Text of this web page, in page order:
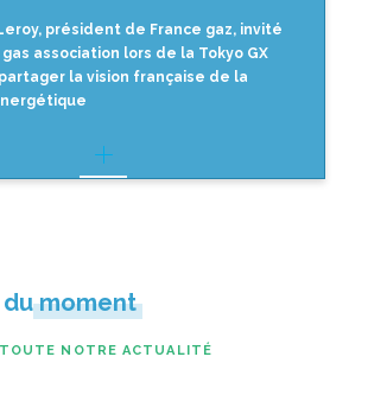
président de France gaz, invité
association lors de la Tokyo GX
partager la vision française de la
du moment
NOTRE ACTUALITÉ